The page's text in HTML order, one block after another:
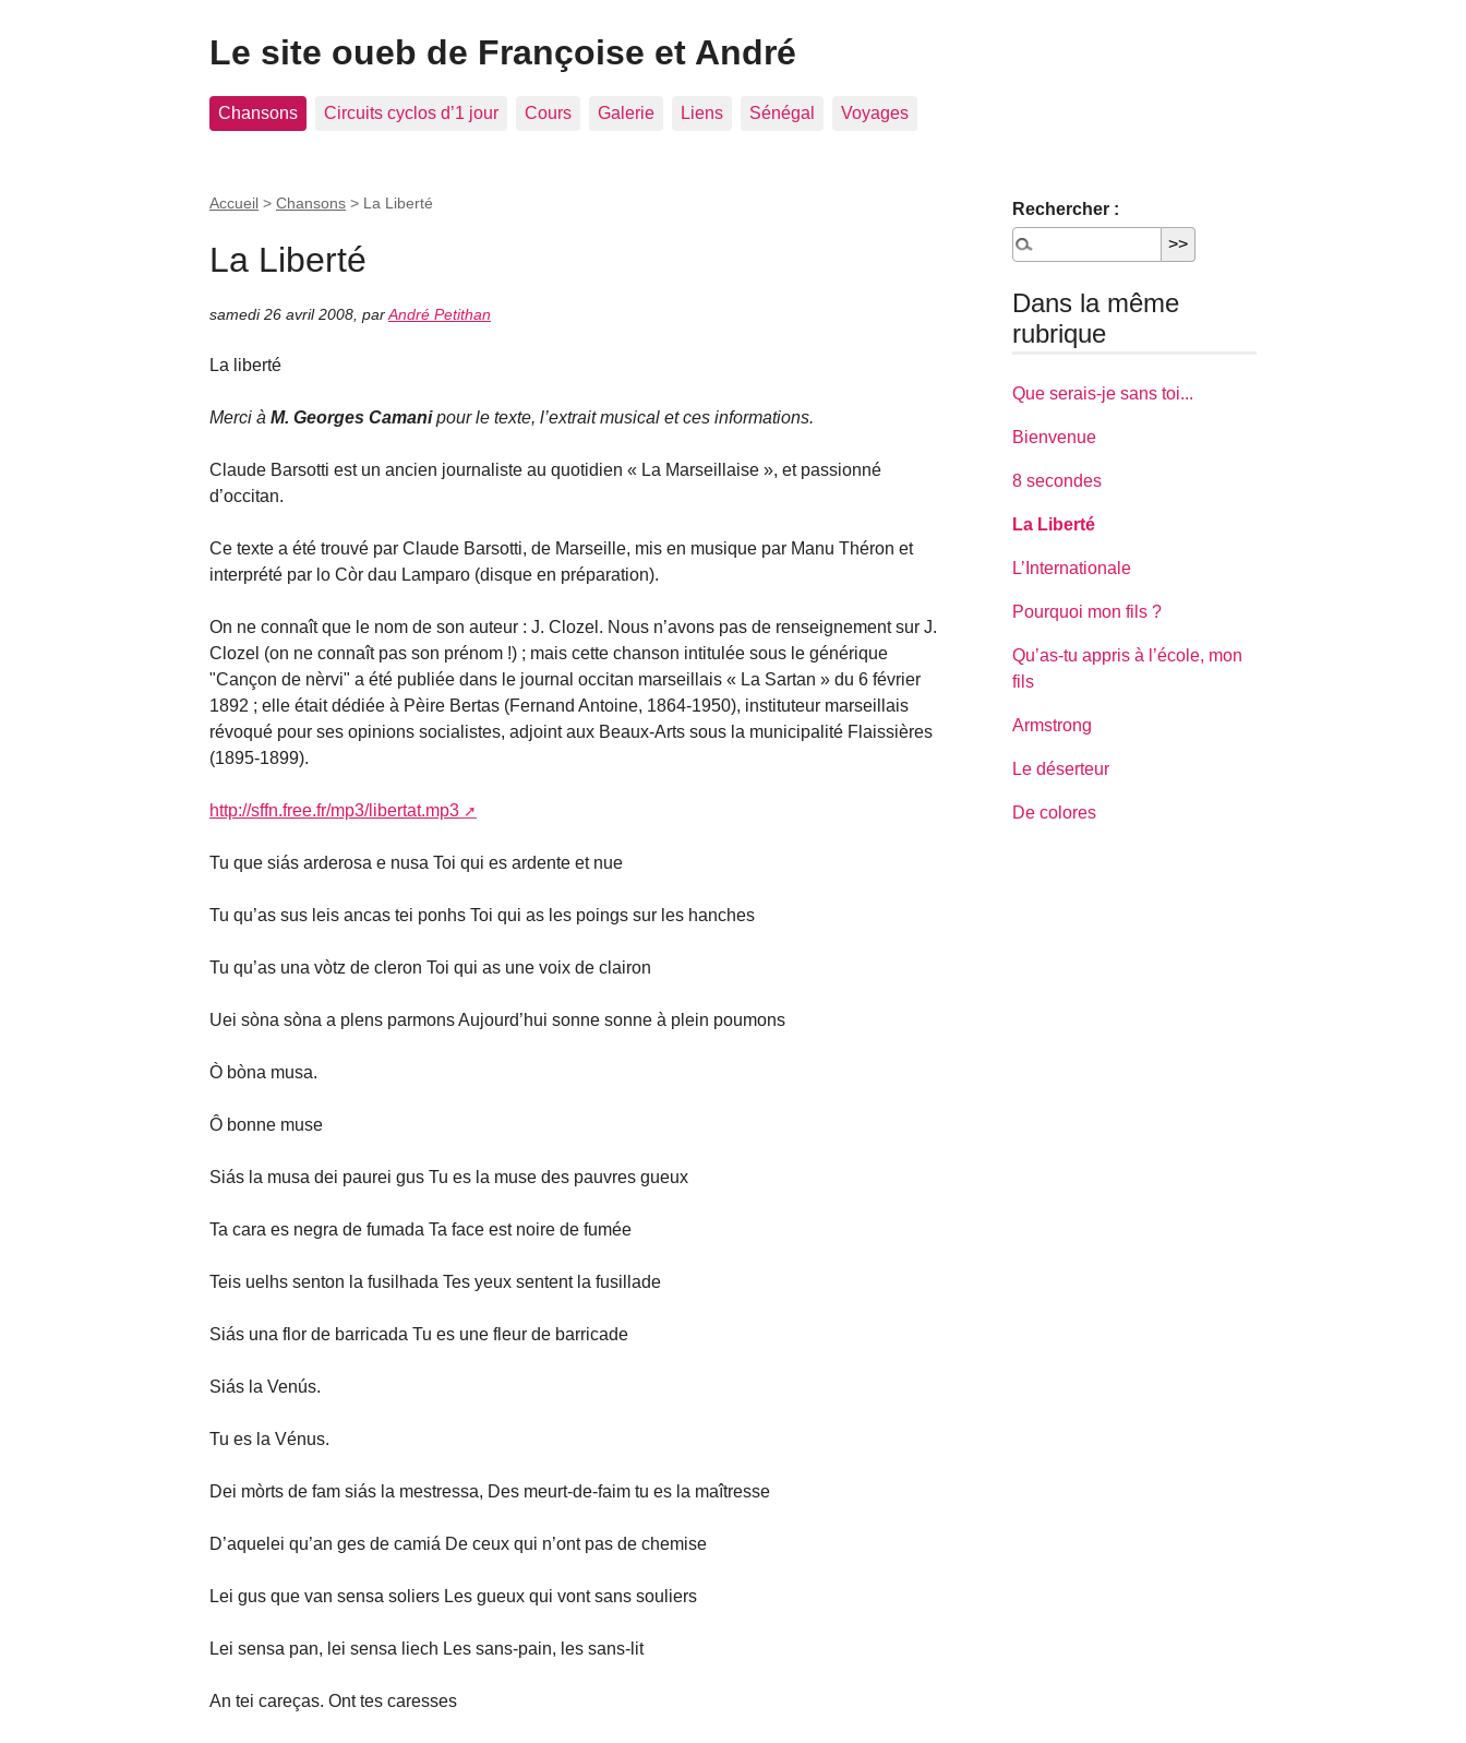
Le site oueb de Françoise et André
Chansons Circuits cyclos d’1 jour Cours Galerie Liens Sénégal Voyages
Accueil > Chansons > La Liberté
La Liberté
samedi 26 avril 2008 parAndré Petithan
La liberté
Merci à M. Georges Camanipour le texte, l’extrait musical et ces informations.
Claude Barsotti est un ancien journaliste au quotidien « La Marseillaise », et passionné
d’occitan.
Ce texte a été trouvé par Claude Barsotti, de Marseille, mis en musique par Manu Théron et
interprété par lo Còr dau Lamparo (disque en préparation).
On ne connaît que le nom de son auteur : J. Clozel. Nous n’avons pas de renseignement sur J.
Clozel (on ne connaît pas son prénom !) ; mais cette chanson intitulée sous le générique
"Cançon de nèrvi" a été publiée dans le journal occitan marseillais « La Sartan » du 6 février
1892 ; elle était dédiée à Pèire Bertas (Fernand Antoine, 1864-1950), instituteur marseillais
révoqué pour ses opinions socialistes, adjoint aux Beaux-Arts sous la municipalité Flaissières
(1895-1899).
http://sffn.free.fr/mp3/libertat.mp3
Tu que siás arderosa e nusa Toi qui es ardente et nue
Tu qu’as sus leis ancas tei ponhs Toi qui as les poings sur les hanches
Tu qu’as una vòtz de cleron Toi qui as une voix de clairon
Uei sòna sòna a plens parmons Aujourd’hui sonne sonne à plein poumons
Ò bòna musa.
Ô bonne muse
Siás la musa dei paurei gus Tu es la muse des pauvres gueux
Ta cara es negra de fumada Ta face est noire de fumée
Teis uelhs senton la fusilhada Tes yeux sentent la fusillade
Siás una flor de barricada Tu es une fleur de barricade
Siás la Venús.
Tu es la Vénus.
Dei mòrts de fam siás la mestressa, Des meurt-de-faim tu es la maîtresse
D’aquelei qu’an ges de camiá De ceux qui n’ont pas de chemise
Lei gus que van sensa soliers Les gueux qui vont sans souliers
Lei sensa pan, lei sensa liech Les sans-pain, les sans-lit
An tei careças. Ont tes caresses
Rechercher :
Dans la même
rubrique
Que serais-je sans toi...
Bienvenue
8 secondes
La Liberté
L’Internationale
Pourquoi mon fils ?
Qu’as-tu appris à l’école, mon
fils
Armstrong
Le déserteur
De colores